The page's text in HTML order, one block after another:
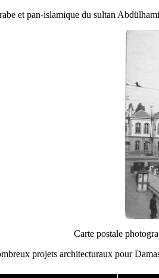
et pan-islamique du sultan
Carte postale
projets architecturaux pour